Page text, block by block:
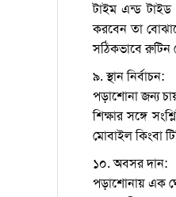
টাইম এন্ড টাইড
করবেন তা
সঠিকভাবে
৯. স্থান নির্বাচন:
পড়াশোনা জন্য
শিক্ষার সঙ্গে
মোবাইল কিংবা
১০. অবসর দান:
পড়াশোনায় এক